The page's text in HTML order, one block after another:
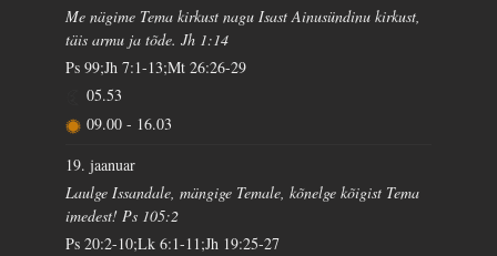
Me nägime Tema kirkust nagu Isast Ainusündinu kirkust,
täis armu ja tõde. Jh 1:14
Ps 99;Jh 7:1-13;Mt 26:26-29
05.53
09.00 - 16.03
19. jaanuar
Laulge Issandale, mängige Temale, kõnelge kõigist Tema
imedest! Ps 105:2
Ps 20:2-10;Lk 6:1-11;Jh 19:25-27